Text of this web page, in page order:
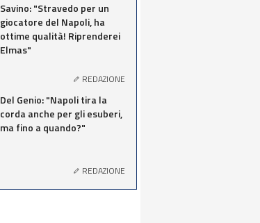
Savino: "Stravedo per un
giocatore del Napoli, ha
ottime qualità! Riprenderei
Elmas"
REDAZIONE
Del Genio: "Napoli tira la
corda anche per gli esuberi,
ma fino a quando?"
REDAZIONE